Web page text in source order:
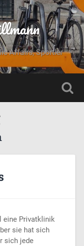
Affairs, Sportler
eine Privatklinik
sie hat sich
sich jede